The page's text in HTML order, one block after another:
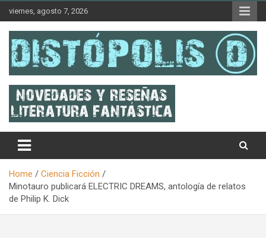
content
viernes, agosto 7, 2026
Distópolis
Home
Ciencia Ficción
Minotauro publicará ELECTRIC DREAMS, antología de relatos
de Philip K. Dick